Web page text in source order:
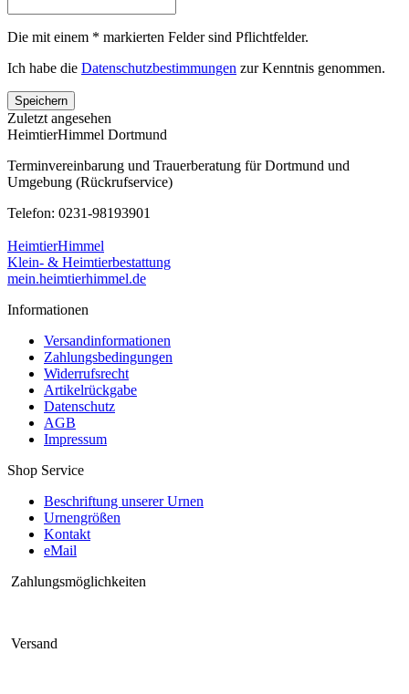
Die mit einem * markierten Felder sind Pflichtfelder.
Ich habe die Datenschutzbestimmungen zur Kenntnis genommen.
Speichern
Zuletzt angesehen
HeimtierHimmel Dortmund
Terminvereinbarung und Trauerberatung für Dortmund und
Umgebung (Rückrufservice)
Telefon: 0231-98193901
HeimtierHimmel
Klein- & Heimtierbestattung
mein.heimtierhimmel.de
Informationen
Versandinformationen
Zahlungsbedingungen
Widerrufsrecht
Artikelrückgabe
Datenschutz
AGB
Impressum
Shop Service
Beschriftung unserer Urnen
Urnengrößen
Kontakt
eMail
Zahlungsmöglichkeiten
Versand